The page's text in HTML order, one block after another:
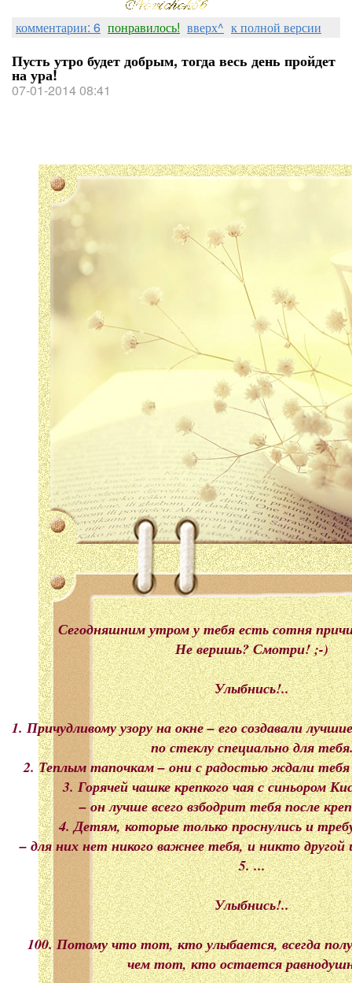
комментарии: 6 понравилось! вверх^ к полной версии
Пусть утро будет добрым, тогда весь день пройдет
на ура!
07-01-2014 08:41
Сегодняшним утром у тебя есть сотня
Не веришь? Смотри! ;-)
Улыбнись!..
1. Причудливому узору на окне – его создавали
по стеклу специально для
2. Теплым тапочкам – они с радостью ждали тебя
3. Горячей чашке крепкого чая с синьором
– он лучше всего взбодрит тебя после
4. Детям, которые только проснулись и
– для них нет никого важнее тебя, и никто
5. ...
Улыбнись!..
100. Потому что тот, кто улыбается, всегда
чем тот, кто остается